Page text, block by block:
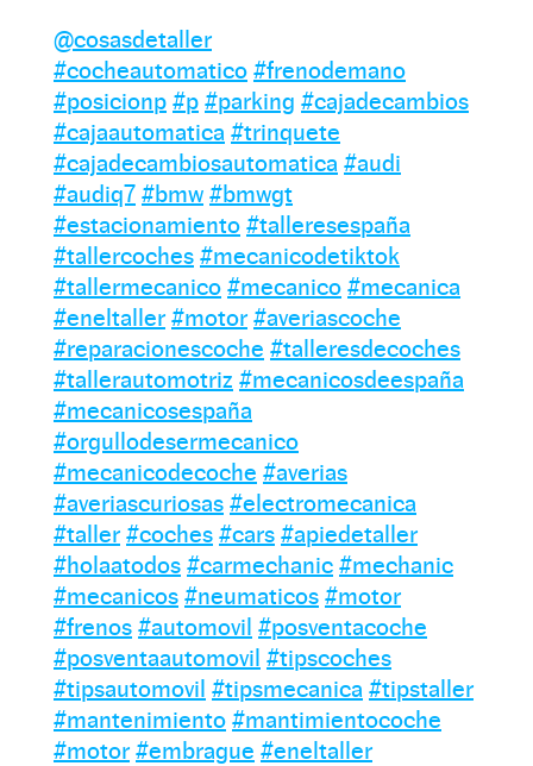
@cosasdetaller
#cocheautomatico #frenodemano
#posicionp #p #parking #cajadecambios
#cajaautomatica #trinquete
#cajadecambiosautomatica #audi
#audiq7 #bmw #bmwgt
#estacionamiento #talleresespaña
#tallercoches #mecanicodetiktok
#tallermecanico #mecanico #mecanica
#eneltaller #motor #averiascoche
#reparacionescoche #talleresdecoches
#tallerautomotriz #mecanicosdeespaña
#mecanicosespaña
#orgullodesermecanico
#mecanicodecoche #averias
#averiascuriosas #electromecanica
#taller #coches #cars #apiedetaller
#holaatodos #carmechanic #mechanic
#mecanicos #neumaticos #motor
#frenos #automovil #posventacoche
#posventaautomovil #tipscoches
#tipsautomovil #tipsmecanica #tipstaller
#mantenimiento #mantimientocoche
#motor #embrague #eneltaller